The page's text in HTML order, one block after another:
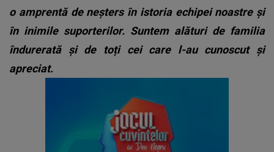
o amprentă de neșters în istoria echipei noastre și
în inimile suporterilor. Suntem alături de familia
îndurerată și de toți cei care l-au cunoscut și
apreciat.